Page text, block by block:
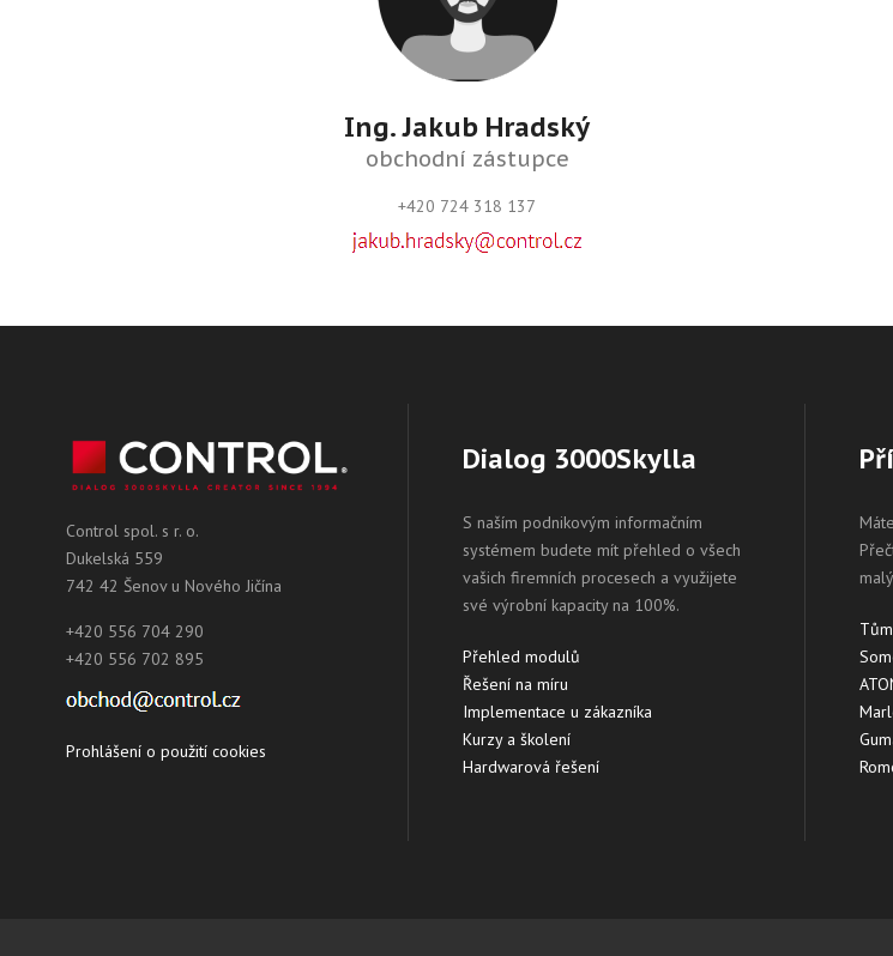
Ing. Jakub Hradský
obchodní zástupce
+420 724 318 137
Control spol. s r. o.
Dukelská 559
742 42 Šenov u Nového Jičína
+420 556 704 290
+420 556 702 895
Prohlášení o použití cookies
Dialog 3000Skylla
S naším podnikovým informačním
systémem budete mít přehled o všech
vašich firemních procesech a využijete
své výrobní kapacity na 100%.
Přehled modulů
Řešení na míru
Implementace u zákazníka
Kurzy a školení
Hardwarová řešení